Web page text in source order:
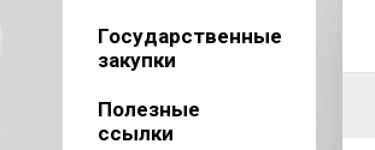
Государственные
закупки
Полезные
ссылки